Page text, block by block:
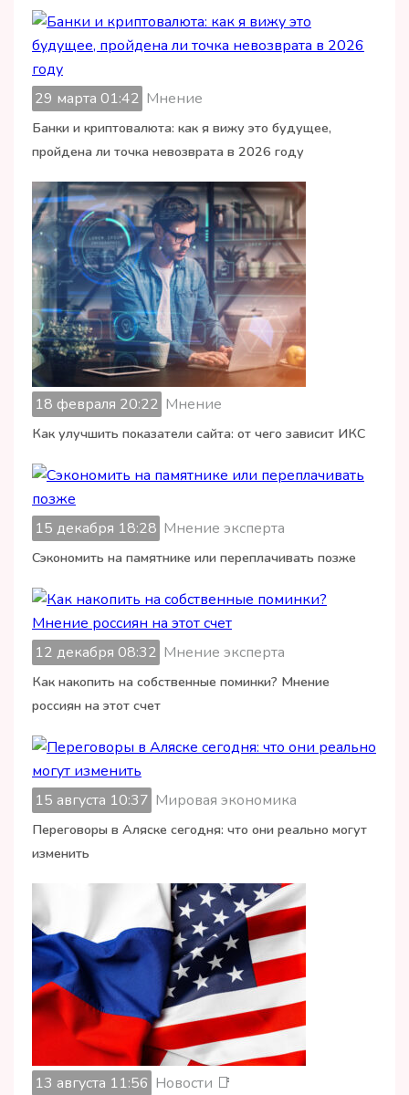
29 марта 01:42 Мнение
Банки и криптовалюта: как я вижу это будущее,
пройдена ли точка невозврата в 2026 году
18 февраля 20:22 Мнение
Как улучшить показатели сайта: от чего зависит ИКС
15 декабря 18:28 Мнение эксперта
Сэкономить на памятнике или переплачивать позже
12 декабря 08:32 Мнение эксперта
Как накопить на собственные поминки? Мнение
россиян на этот счет
15 августа 10:37 Мировая экономика
Переговоры в Аляске сегодня: что они реально могут
изменить
13 августа 11:56 Новости 📑